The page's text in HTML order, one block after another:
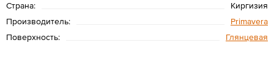
Страна:
Киргизия
Производитель:
Primavera
Поверхность:
Глянцевая